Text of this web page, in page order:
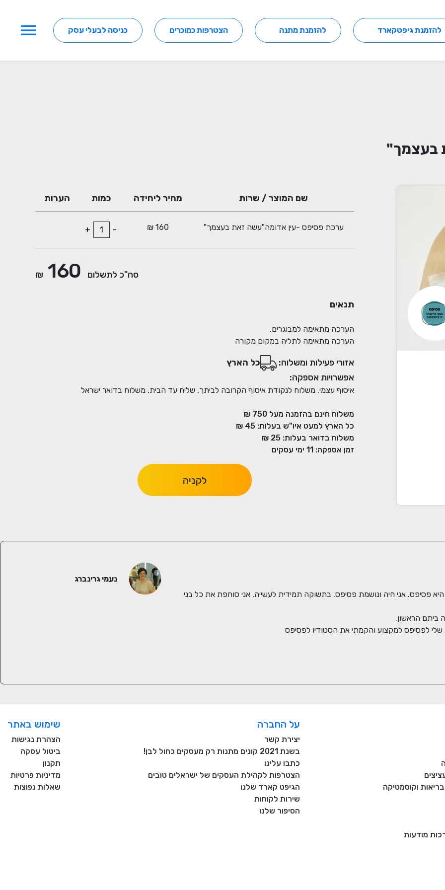
להזמנת גיפטקארד להזמנת מתנה הצטרפות כמוכרים כניסה לבעלי עסק menu
בעצמך"
שם המוצר / שרות מחיר ליחידה כמות הערות
ערכת פסיפס -עין אדומה"עשה זאת בעצמך" 160 ₪
-
+
סה"כ לתשלום 160
₪
תנאים
הערכה מתאימה לתליה במקום מקורה
אזורי פעילות ומשלוח:
כל הארץ
אפשרויות אספקה:
איסוף עצמי, משלוח לנקודת איסוף הקרובה לביתך, שליח עד הבית, משלוח בדואר ישראל
משלוח חינם בהזמנה מעל 750
₪
כל הארץ למעט איו"ש בעלות:
משלוח בדואר בעלות:
זמן אספקה: 11 ימי עסקים
לקניה
נעמי גרינברג
בריאות וקוסמטיקה
מודעות
על החברה
יצירת קשר
בשנת 2021 קונים מתנות רק מעסקים כחול לבן!
כתבו עלינו
הצטרפות לקהילת העסקים של ישראלים טובים
הגיפט קארד שלנו
שירות לקוחות
הסיפור שלנו
שימוש באתר
הצהרת נגישות
ביטול עסקה
תקנון
מדיניות פרטיות
שאלות נפוצות